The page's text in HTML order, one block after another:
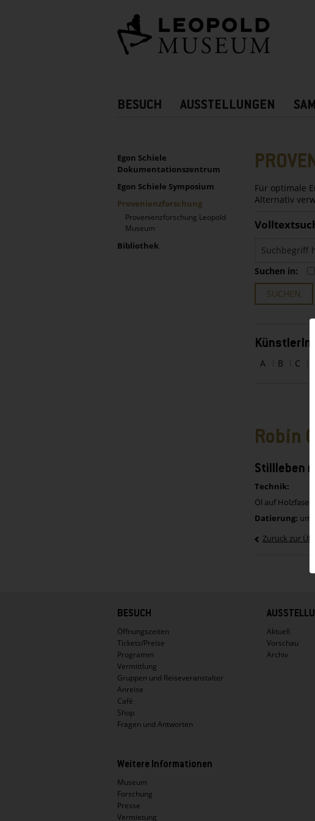
Hauptnavigation
BESUCH AUSSTELLUNGEN
Sidebar
UNTERNAVIGATION
Egon Schiele
Dokumentationszentrum
Egon Schiele Symposium
Provenienzforschung
Provenienzforschung Leopold
Museum
Bibliothek
Für optimale
Alternativ
Suchen in:
SUCHEN
A B C
Robin
Stillleben
Technik:
Öl auf
Datierung: um
Zurück zur
BESUCH
Öffnungszeiten
Tickets/Preise
Programm
Vermittlung
Gruppen und Reiseveranstalter
Anreise
Café
Shop
Fragen und Antworten
Aktuell
Vorschau
Archiv
Weitere Informationen
Museum
Forschung
Presse
Vermietung